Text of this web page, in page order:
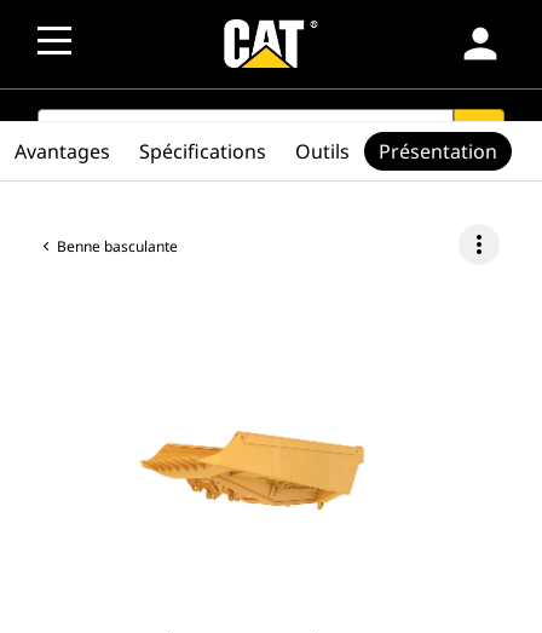
person
SEARCH search
Benne basculante more_vert
Avantages Spécifications Outils Présentation